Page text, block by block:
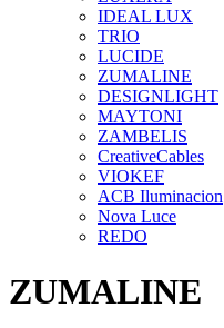
IDEAL LUX
TRIO
LUCIDE
ZUMALINE
DESIGNLIGHT
MAYTONI
ZAMBELIS
CreativeCables
VIOKEF
ACB Iluminacion
Nova Luce
REDO
ZUMALINE